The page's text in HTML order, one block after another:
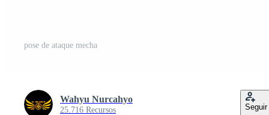
pose de ataque mecha
Wahyu Nurcahyo
25.716 Recursos Seguir